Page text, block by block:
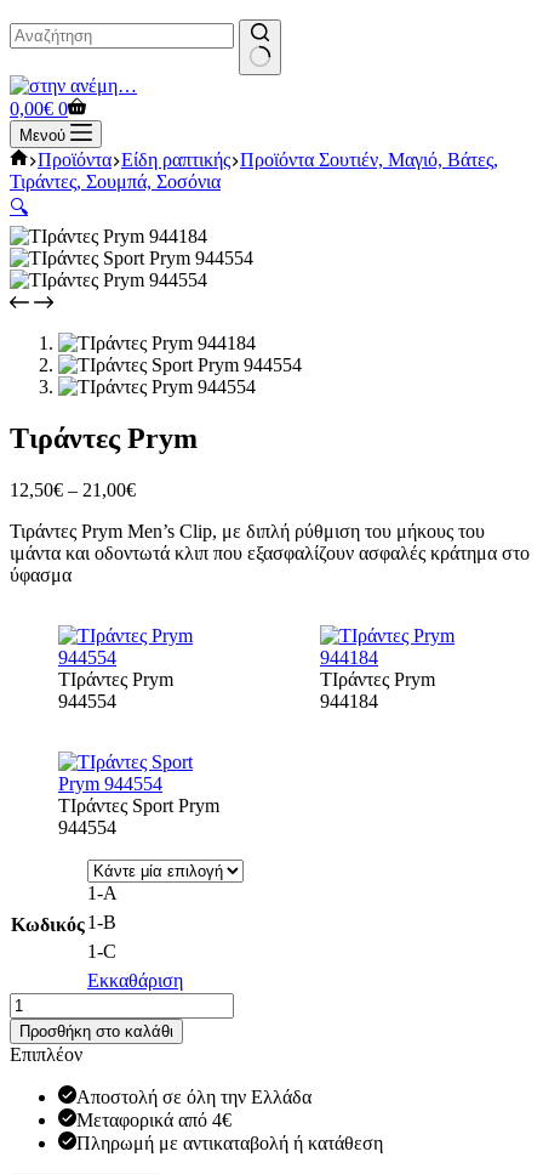
No
results
Καλάθι
Αγορών
0,00€ 0
Μενού
Αρχική
σελίδα
Προϊόντα Είδη ραπτικής Προϊόντα Σουτιέν, Μαγιό, Βάτες,
Τιράντες, Σουμπά, Σοσόνια
🔍
Τιράντες Prym
12,50€ – 21,00€Price
12,50€
through
Τιράντες Prym Men’s Clip, με διπλή ρύθμιση του μήκους του
ιμάντα και οδοντωτά κλιπ που εξασφαλίζουν ασφαλές κράτημα στο
ύφασμα
ΤΙράντες Prym
944554
ΤΙράντες Prym
944184
ΤΙράντες Sport Prym
944554
Κωδικός
1-Α
1-B
1-C
Εκκαθάριση
Τιράντες
Prym
ποσότητα
Προσθήκη στο καλάθι
Επιπλέον
Αποστολή σε όλη την Ελλάδα
Μεταφορικά από 4€
Πληρωμή με αντικαταβολή ή κατάθεση